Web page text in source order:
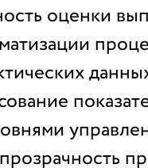
оценки